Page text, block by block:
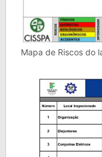
Mapa de Riscos do